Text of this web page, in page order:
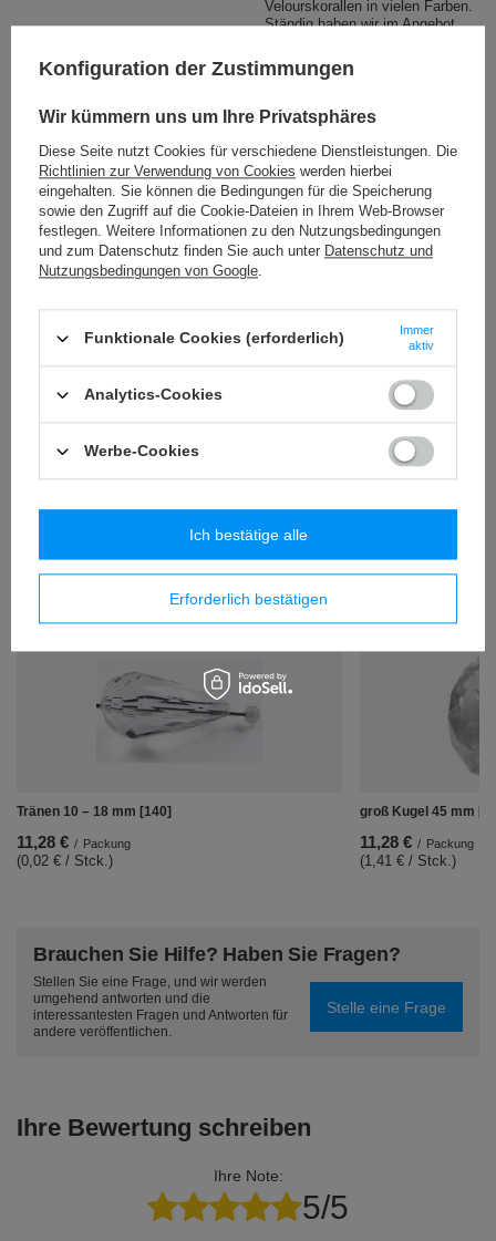
Velourskorallen in vielen Farben.
Ständig haben wir im Angebot
kombinieren, so dass wir
Verkaufsangebote erreichen.
Siehe auch
Träne 15 mm - 42 mm [156]
11,28 € / Packung
(0,11 € / Stck.)
12,19 € / Packung
Anhänger 45 mm [158]
(0,34 € / Stck.)
Ähnliche Produkte
Tränen 10 – 18 mm [140]
11,28 € / Packung
(0,02 € / Stck.)
groß Kugel 45 mm
11,28 € / Packung
(1,41 € / Stck.)
Brauchen Sie Hilfe? Haben Sie Fragen?
Stellen Sie eine Frage, und wir werden
umgehend antworten und die
interessantesten Fragen und Antworten für
andere veröffentlichen.
Stelle eine Frage
Ihre Bewertung schreiben
Ihre Note:
5/5
Konfiguration der Zustimmungen
Wir kümmern uns um Ihre Privatsphäres
Diese Seite nutzt Cookies für verschiedene Dienstleistungen. Die
Richtlinien zur Verwendung von Cookies werden hierbei
eingehalten. Sie können die Bedingungen für die Speicherung
sowie den Zugriff auf die Cookie-Dateien in Ihrem Web-Browser
festlegen. Weitere Informationen zu den Nutzungsbedingungen
und zum Datenschutz finden Sie auch unter Datenschutz und
Nutzungsbedingungen von Google.
Funktionale Cookies (erforderlich)
Immer
aktiv
Analytics-Cookies
Werbe-Cookies
Erforderlich bestätigen
Ich bestätige alle